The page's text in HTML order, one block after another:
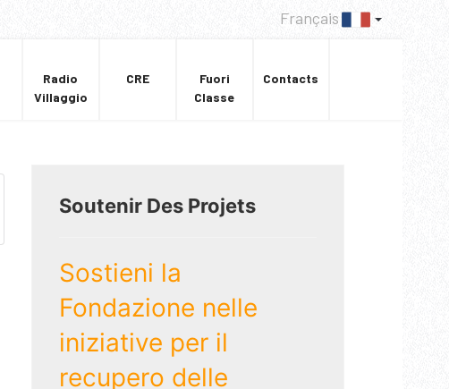
Français
Radio
Villaggio
CRE
Fuori
Classe
Contacts
Soutenir Des Projets
Sostieni la
Fondazione nelle
iniziative per il
recupero delle